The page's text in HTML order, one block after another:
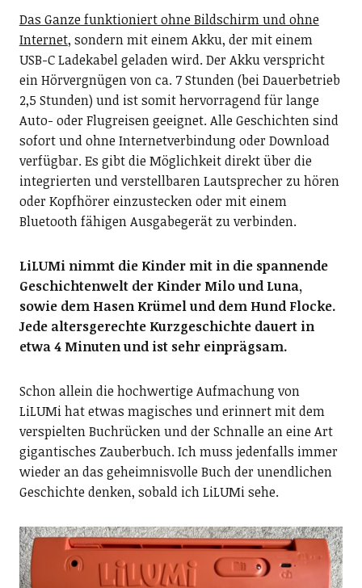
Das Ganze funktioniert ohne Bildschirm und ohne
Internet, sondern mit einem Akku, der mit einem
USB-C Ladekabel geladen wird. Der Akku verspricht
ein Hörvergnügen von ca. 7 Stunden (bei Dauerbetrieb
2,5 Stunden) und ist somit hervorragend für lange
Auto- oder Flugreisen geeignet. Alle Geschichten sind
sofort und ohne Internetverbindung oder Download
verfügbar. Es gibt die Möglichkeit direkt über die
integrierten und verstellbaren Lautsprecher zu hören
oder Kopfhörer einzustecken oder mit einem
Bluetooth fähigen Ausgabegerät zu verbinden.
LiLUMi nimmt die Kinder mit in die spannende
Geschichtenwelt der Kinder Milo und Luna,
sowie dem Hasen Krümel und dem Hund Flocke.
Jede altersgerechte Kurzgeschichte dauert in
etwa 4 Minuten und ist sehr einprägsam.
Schon allein die hochwertige Aufmachung von
LiLUMi hat etwas magisches und erinnert mit dem
verspielten Buchrücken und der Schnalle an eine Art
gigantisches Zauberbuch. Ich muss jedenfalls immer
wieder an das geheimnisvolle Buch der unendlichen
Geschichte denken, sobald ich LiLUMi sehe.